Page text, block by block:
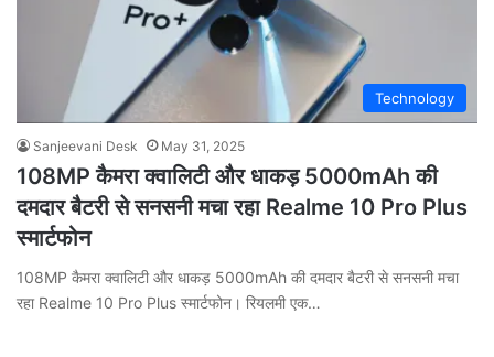
Technology
Sanjeevani Desk May 31, 2025
108MP कैमरा क्वालिटी और धाकड़ 5000mAh की
दमदार बैटरी से सनसनी मचा रहा Realme 10 Pro Plus
स्मार्टफोन
108MP कैमरा क्वालिटी और धाकड़ 5000mAh की दमदार बैटरी से सनसनी मचा
रहा Realme 10 Pro Plus स्मार्टफोन। रियलमी एक…